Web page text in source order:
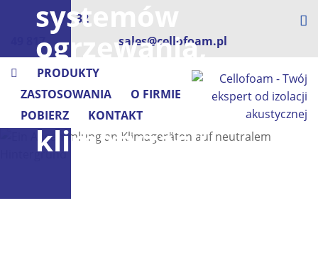
+48 71 32
49 817
sales@cellofoam.pl
PRODUKTY
ZASTOSOWANIA
O FIRMIE
POBIERZ
KONTAKT
systemów
ogrzewania,
wentylacji
i
klimatyzacji